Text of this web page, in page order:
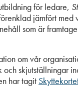
för ledare,
jämfört
som är
om vår
skjutställningar
har tagit